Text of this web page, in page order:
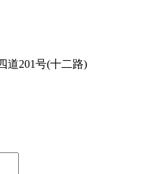
道201号(十二路)